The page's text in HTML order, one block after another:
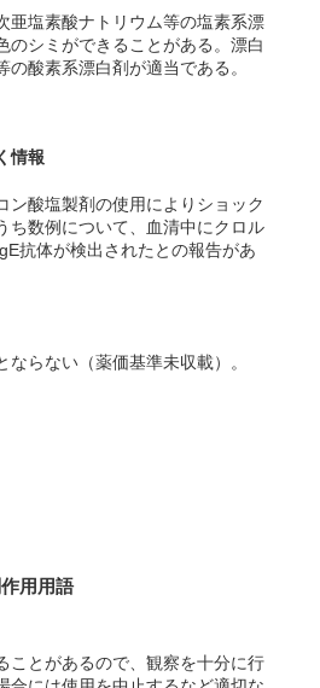
亜塩素酸ナトリウム等の塩素系漂
のシミができることがある。漂白
の酸素系漂白剤が適当である。
情報
ン酸塩製剤の使用によりショック
ち数例について、血清中にクロル
抗体が検出されたとの報告があ
らない（薬価基準未収載）。
用用語
ことがあるので、観察を十分に行